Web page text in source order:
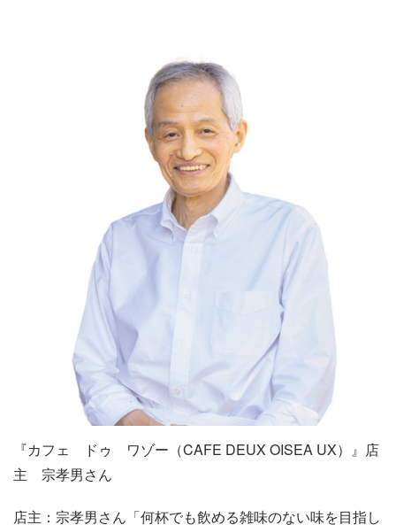
『カフェ ドゥ ワゾー（CAFE DEUX OISEA UX）』店
主 宗孝男さん
店主：宗孝男さん「何杯でも飲める雑味のない味を目指し